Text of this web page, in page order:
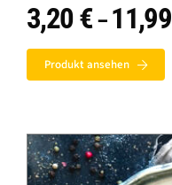
3,20€ – 11,99
Produkt ansehen